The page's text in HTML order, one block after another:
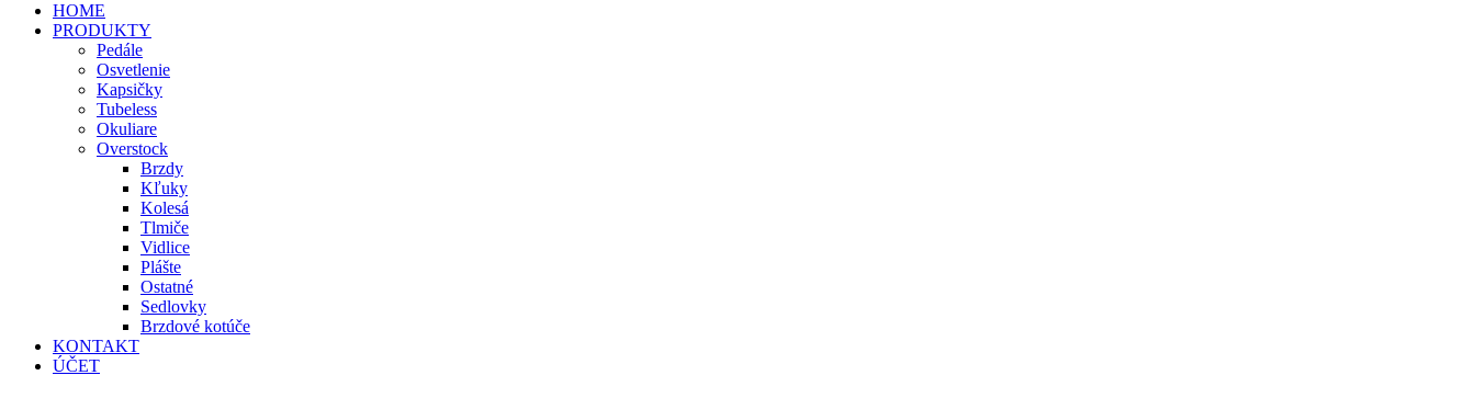
HOME
PRODUKTY
Pedále
Osvetlenie
Kapsičky
Tubeless
Okuliare
Overstock
Brzdy
Kľuky
Kolesá
Tlmiče
Vidlice
Plášte
Ostatné
Sedlovky
Brzdové kotúče
KONTAKT
ÚČET